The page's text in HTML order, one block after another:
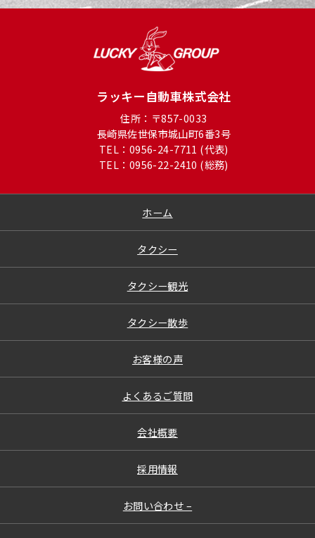
ラッキー自動車株式会社
住所：〒857-0033
長崎県佐世保市城山町6番3号
TEL：0956-24-7711 (代表)
TEL：0956-22-2410 (総務)
ホーム
タクシー
タクシー観光
タクシー散歩
お客様の声
よくあるご質問
会社概要
採用情報
お問い合わせ –